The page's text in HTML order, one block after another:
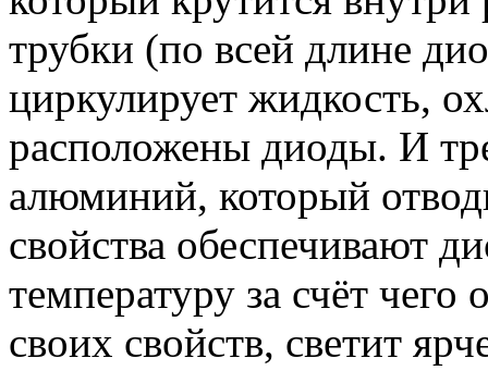
трубки (по всей длине
циркулирует жидкость,
расположены диоды. И
алюминий, который
свойства обеспечивают
температуру за счёт чего
своих свойств, светит